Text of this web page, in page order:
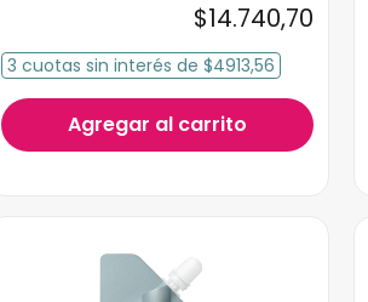
$14.740,70
3 cuotas sin interés de $4913,56
Agregar al carrito